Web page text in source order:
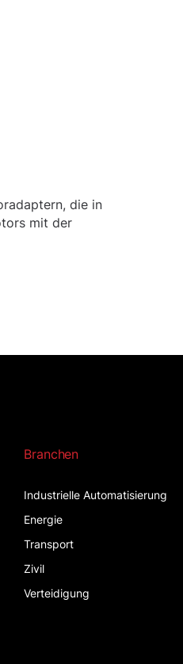
die in
mit der
Branchen
Industrielle Automatisierung
Energie
Transport
Zivil
Verteidigung